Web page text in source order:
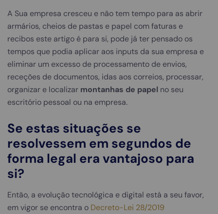
A Sua empresa cresceu e não tem tempo para as abrir
armários, cheios de pastas e papel com faturas e
recibos este artigo é para si, pode já ter pensado os
tempos que podia aplicar aos inputs da sua empresa e
eliminar um excesso de processamento de envios,
receções de documentos, idas aos correios, processar,
organizar e localizar montanhas de papel no seu
escritório pessoal ou na empresa.
Se estas situações se
resolvessem em segundos de
forma legal era vantajoso para
si?
Então, a evolução tecnológica e digital está a seu favor,
em vigor se encontra o Decreto-Lei 28/2019